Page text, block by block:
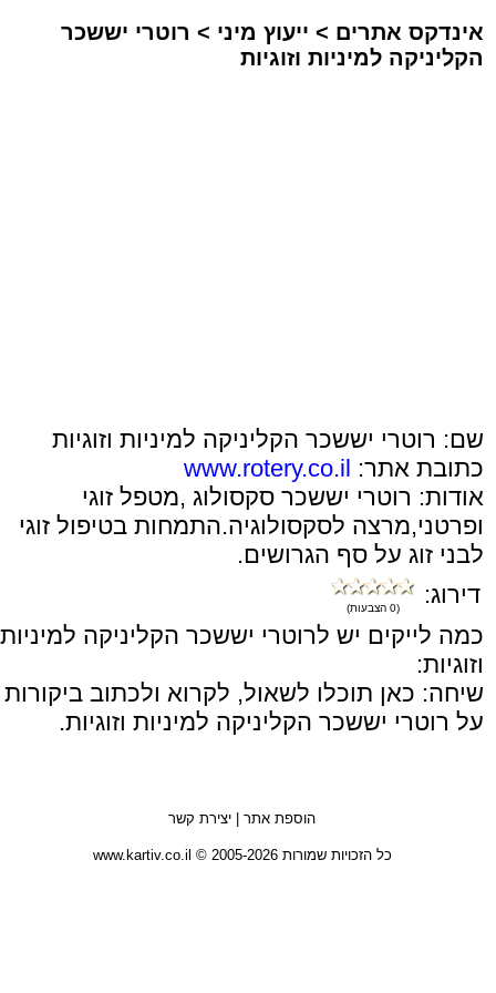
אינדקס אתרים > ייעוץ מיני > רוטרי יששכר
הקליניקה למיניות וזוגיות
שם: רוטרי יששכר הקליניקה למיניות וזוגיות
כתובת אתר: www.rotery.co.il
אודות: רוטרי יששכר סקסולוג ,מטפל זוגי
ופרטני,מרצה לסקסולוגיה.התמחות בטיפול זוגי
לבני זוג על סף הגרושים.
דירוג:
(0 הצבעות)
כמה לייקים יש לרוטרי יששכר הקליניקה למיניות
וזוגיות:
שיחה: כאן תוכלו לשאול, לקרוא ולכתוב ביקורות
על רוטרי יששכר הקליניקה למיניות וזוגיות.
הוספת אתר | יצירת קשר
כל הזכויות שמורות 2005-2026 © www.kartiv.co.il